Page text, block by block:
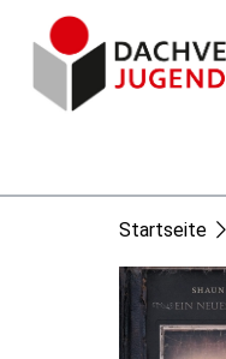
Startseite